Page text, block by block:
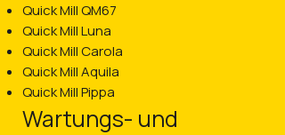
Quick Mill QM67
Quick Mill Luna
Quick Mill Carola
Quick Mill Aquila
Quick Mill Pippa
Wartungs- und